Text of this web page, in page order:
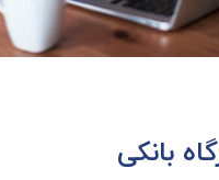
بانکی